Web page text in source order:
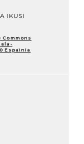
IKUSI
Commons
Espainia